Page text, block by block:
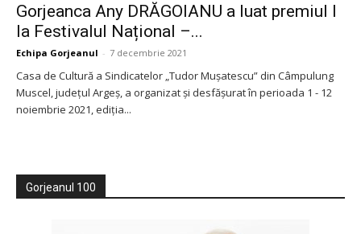
Gorjeanca Any DRĂGOIANU a luat premiul I
la Festivalul Național –...
Echipa Gorjeanul - 7 decembrie 2021
Casa de Cultură a Sindicatelor „Tudor Mușatescu” din Câmpulung
Muscel, județul Argeș, a organizat și desfășurat în perioada 1 - 12
noiembrie 2021, ediția...
Gorjeanul 100